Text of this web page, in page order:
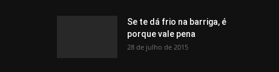
Se te dá frio na barriga, é
porque vale pena
28 de julho de 2015